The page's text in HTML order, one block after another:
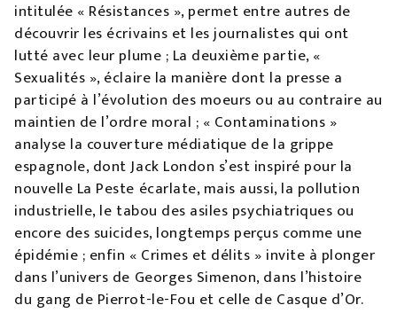
intitulée « Résistances », permet entre autres de
découvrir les écrivains et les journalistes qui ont
lutté avec leur plume ; La deuxième partie, «
Sexualités », éclaire la manière dont la presse a
participé à l’évolution des moeurs ou au contraire au
maintien de l’ordre moral ; « Contaminations »
analyse la couverture médiatique de la grippe
espagnole, dont Jack London s’est inspiré pour la
nouvelle La Peste écarlate, mais aussi, la pollution
industrielle, le tabou des asiles psychiatriques ou
encore des suicides, longtemps perçus comme une
épidémie ; enfin « Crimes et délits » invite à plonger
dans l’univers de Georges Simenon, dans l’histoire
du gang de Pierrot-le-Fou et celle de Casque d’Or.